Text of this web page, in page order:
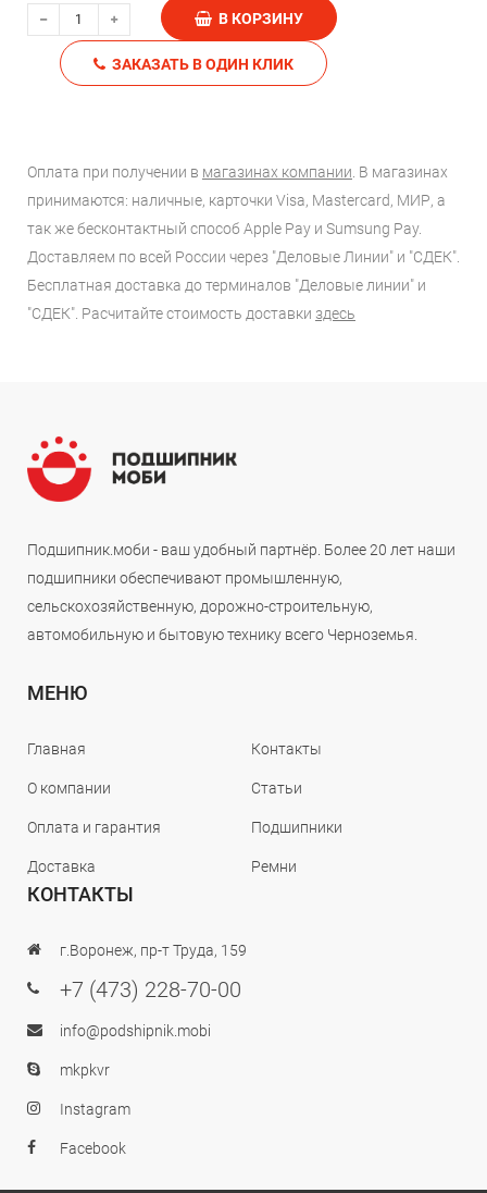
В КОРЗИНУ
ЗАКАЗАТЬ В ОДИН КЛИК
Оплата при получении в магазинах компании . В магазинах
принимаются: наличные, карточки Visa, Mastercard, МИР, а
так же бесконтактный способ Apple Pay и Sumsung Pay.
Доставляем по всей России через "Деловые Линии" и "СДЕК".
Бесплатная доставка до терминалов "Деловые линии" и
"СДЕК". Расчитайте стоимость доставки здесь
Подшипник.моби - ваш удобный партнёр. Более 20 лет наши
подшипники обеспечивают промышленную,
сельскохозяйственную, дорожно-строительную,
автомобильную и бытовую технику всего Черноземья.
МЕНЮ
Главная
О компании
Оплата и гарантия
Доставка
Контакты
Статьи
Подшипники
Ремни
КОНТАКТЫ
г.Воронеж, пр-т Труда, 159
+7 (473) 228-70-00
info@podshipnik.mobi
mkpkvr
Instagram
Facebook